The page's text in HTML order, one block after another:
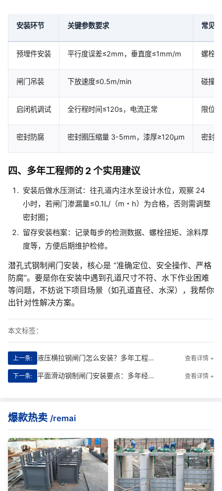
安装环节 关键参数要求 常见
预埋件安装 平行度误差≤2mm，垂直度≤1mm/m 螺栓
闸门吊装 下放速度≤0.5m/min 碰撞
启闭机调试 全行程时间≤120s，电流正常 限位
密封防腐 密封圈压缩量 3-5mm，漆厚≥120μm 密封
四、多年工程师的 2 个实用建议
安装后做水压测试：往孔道内注水至设计水位，观察 24
小时，若闸门渗漏量≤0.1L/（m・h）为合格，否则需调整
密封圈；
留存安装档案：记录每步的检测数据、螺栓扭矩、涂料厚
度等，方便后期维护检修。
潜孔式钢制闸门安装，核心是 “准确定位、安全操作、严格
防腐”。要是你在安装中遇到孔道尺寸不符、水下作业困难
等问题，不妨说下项目场景（如孔道直径、水深），我帮你
出针对性解决方案。
本文标签：
上一条: 液压横拉钢闸门怎么安装？多年工程师实战指南，附标准流程 查看详情 +
下一条: 平面滑动钢制闸门安装要点：多年经验，全流程拆解与避坑指南 查看详情 +
爆款热卖 /remai